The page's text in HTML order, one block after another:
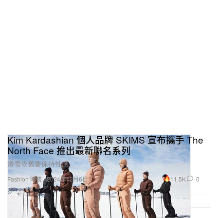
Fashion 時裝
Kim Kardashian 個人品牌 SKIMS 宣布攜手 The
North Face 推出最新聯名系列
滑雪依舊要保持性感。
2024年12月6日 11.5K 0